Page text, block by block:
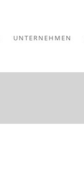
UNTERNEHMEN